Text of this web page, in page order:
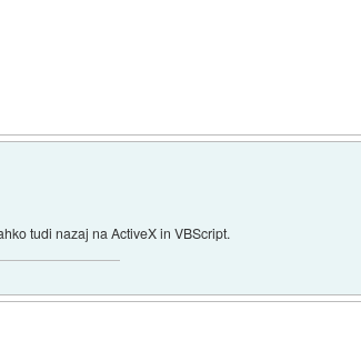
tudi nazaj na ActiveX in VBScript.